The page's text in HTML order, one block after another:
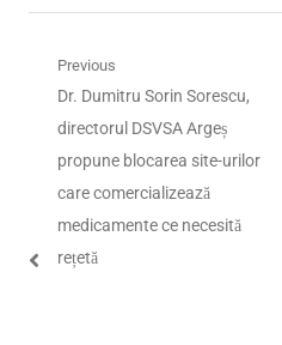
Navigare
articole
Previous
Previous
post:
Dr. Dumitru Sorin Sorescu,
directorul DSVSA Argeș
propune blocarea site-urilor
care comercializează
medicamente ce necesită
rețetă